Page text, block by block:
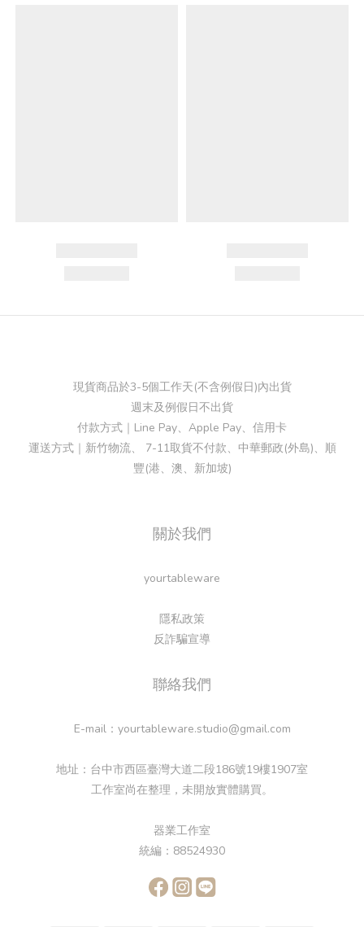
現貨商品於3-5個工作天(不含例假日)內出貨
週末及例假日不出貨
付款方式｜Line Pay、Apple Pay、信用卡
運送方式｜新竹物流、 7-11取貨不付款、中華郵政(外島)、順
豐(港、澳、新加坡)
關於我們
yourtableware
隱私政策
反詐騙宣導
聯絡我們
E-mail：yourtableware.studio@gmail.com
地址：台中市西區臺灣大道二段186號19樓1907室
工作室尚在整理，未開放實體購買。
器業工作室
統編：88524930